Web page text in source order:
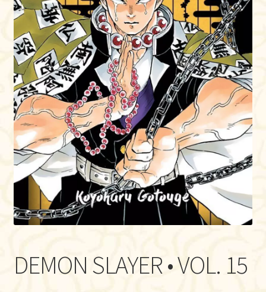
DEMON SLAYER • VOL. 15